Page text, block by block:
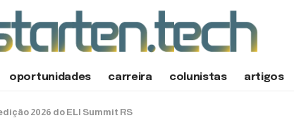
oportunidades carreira colunistas artigos
2026 do ELI Summit RS